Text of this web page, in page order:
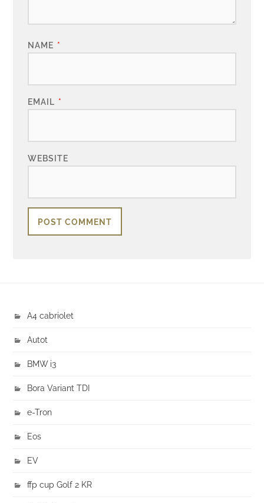
NAME *
EMAIL *
WEBSITE
A4 cabriolet
Autot
BMW i3
Bora Variant TDI
e-Tron
Eos
EV
ffp cup Golf 2 KR